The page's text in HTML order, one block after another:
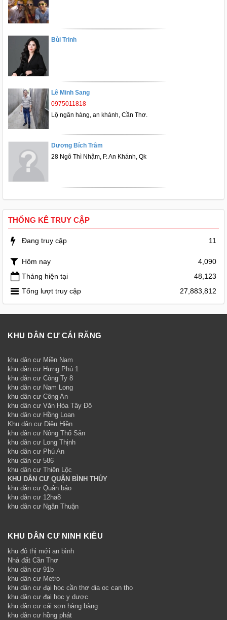
Bùi Trinh
Lê Minh Sang
0975011818
Lộ ngân hàng, an khánh, Cần Thơ.
Dương Bích Trâm
28 Ngô Thì Nhậm, P. An Khánh, Qk
THỐNG KÊ TRUY CẬP
Đang truy cập 11
Hôm nay
4,090
Tháng hiện tại
48,123
Tổng lượt truy cập
27,883,812
KHU DÂN CƯ CÁI RĂNG
khu dân cư Miền Nam
khu dân cư Hưng Phú 1
khu dân cư Công Ty 8
khu dân cư Nam Long
khu dân cư Công An
khu dân cư Văn Hóa Tây Đô
khu dân cư Hồng Loan
Khu dân cư Diệu Hiền
khu dân cư Nông Thổ Sản
khu dân cư Long Thịnh
khu dân cư Phú An
khu dân cư 586
khu dân cư Thiên Lộc
KHU DÂN CƯ QUẬN BÌNH THỦY
khu dân cư Quân báo
khu dân cư 12ha8
khu dân cư Ngân Thuận
KHU DÂN CƯ NINH KIỀU
khu đô thị mới an bình
Nhà đất Cần Thơ
khu dân cư 91b
khu dân cư Metro
khu dân cư đại học cần thơ dia oc can tho
khu dân cư đại học y dược
khu dân cư cái sơn hàng bàng
khu dân cư hồng phát